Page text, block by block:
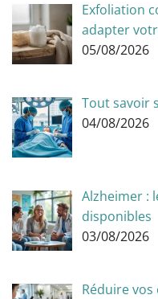
Exfoliation
adapter
05/08/2026
Tout savoir
04/08/2026
Alzheimer :
disponibles
03/08/2026
Réduire